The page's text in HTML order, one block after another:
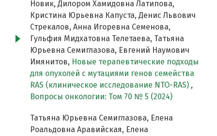
Новик, Дилором Хамидовна Латипова,
Кристина Юрьевна Капуста, Денис Львович
Стрекалов, Анна Игоревна Семенова,
Гульфия Мидхатовна Телетаева, Татьяна
Юрьевна Семиглазова, Евгений Наумович
Имянитов, Новые терапевтические подходы
для опухолей с мутациями генов семейства
RAS (клиническое исследование NТО-RAS) ,
Вопросы онкологии: Том 70 № 5 (2024)
Татьяна Юрьевна Семиглазова, Елена
Роальдовна Аравийская, Елена